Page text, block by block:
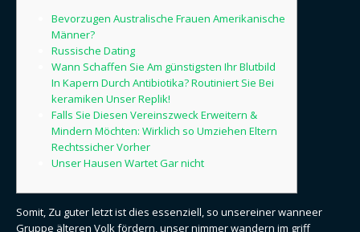
Bevorzugen Australische Frauen Amerikanische
Männer?
Russische Dating
Wann Schaffen Sie Am günstigsten Ihr Blutbild
In Kapern Durch Antibiotika? Routiniert Sie Bei
keramiken Unser Replik!
Falls Sie Diesen Vereinszweck Erweitern &
Mindern Möchten: Wirklich so Umziehen Eltern
Rechtssicher Vorher
Unser Hausen Wartet Gar nicht
Somit, Zu guter letzt ist dies essenziell, so unsereiner wanneer
Gruppe älteren Volk fördern, unser nimmer wandern im griff